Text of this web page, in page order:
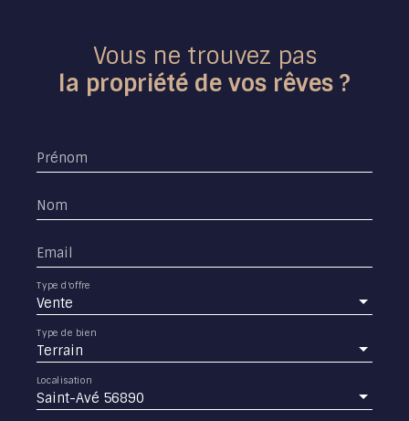
Vous ne trouvez pas
la propriété de vos rêves ?
Prénom
Nom
Email
Vente
Type d'offre
Terrain
Type de bien
Saint-Avé 56890
Localisation